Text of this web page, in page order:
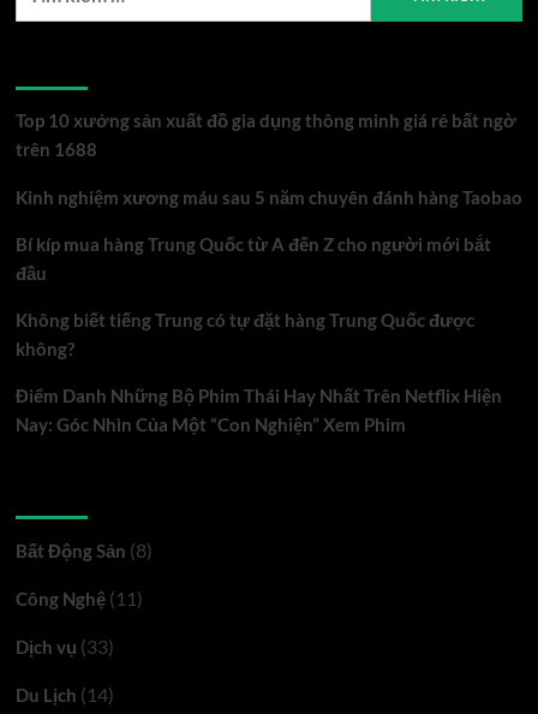
Hổ
F168
Hướng
chi
cho
Top 10 xưởng sản xuất đồ gia dụng thông minh giá rẻ bất ngờ
trên 1688
Kinh nghiệm xương máu sau 5 năm chuyên đánh hàng Taobao
Bí kíp mua hàng Trung Quốc từ A đến Z cho người mới bắt
đầu
Không biết tiếng Trung có tự đặt hàng Trung Quốc được
không?
Điểm Danh Những Bộ Phim Thái Hay Nhất Trên Netflix Hiện
Nay: Góc Nhìn Của Một “Con Nghiện” Xem Phim
Bất Động Sản (8)
Công Nghệ(11)
Dịch vụ (33)
Du Lịch (14)